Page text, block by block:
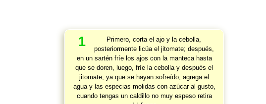
1
Primero, corta el ajo y la cebolla,
posteriormente licúa el jitomate; después,
en un sartén fríe los ajos con la manteca hasta
que se doren, luego, fríe la cebolla y después el
jitomate, ya que se hayan sofreído, agrega el
agua y las especias molidas con azúcar al gusto,
cuando tengas un caldillo no muy espeso retira